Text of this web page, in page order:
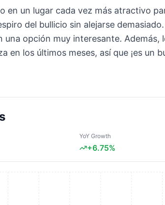
en un lugar cada vez más atractivo
del bullicio sin alejarse
una opción muy interesante. Además,
en los últimos meses, así que ¡es un
YoY Growth
+6.75%